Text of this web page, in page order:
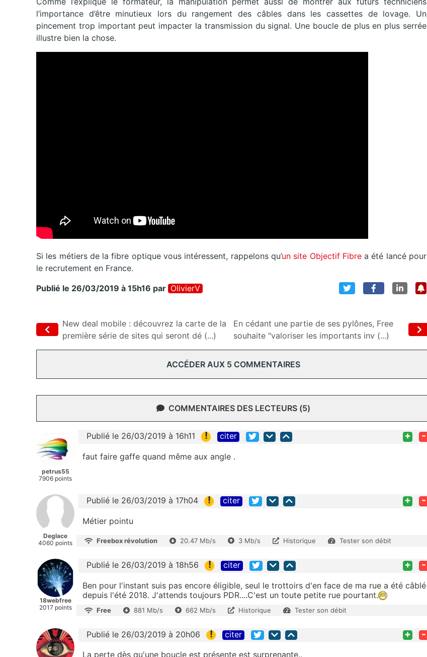
l’importance d’être minutieux lors du rangement des câbles dans les cassettes de lovage. Un
pincement trop important peut impacter la transmission du signal. Une boucle de plus en plus serrée
illustre bien la chose.
Si les métiers de la fibre optique vous intéressent, rappelons qu’un site Objectif Fibrea été lancé pour
le recrutement en France.
Publié le 26/03/2019 à 15h16 par OlivierV
New deal mobile : découvrez la carte de la
première série de sites qui seront dé (...)
En cédant une partie de ses pylônes, Free
souhaite "valoriser les importants inv (...)
ACCÉDER AUX 5 COMMENTAIRES
COMMENTAIRES DES LECTEURS (5)
petrus55
7906 points
Publié le 26/03/2019 à 16h11 ! citer + -
faut faire gaffe quand même aux angle .
Deglace
4060 points
Publié le 26/03/2019 à 17h04 ! citer + -
Métier pointu
Freebox révolution 20.47 Mb/s 3 Mb/s Historique Tester son débit
18webfree
2017 points
Publié le 26/03/2019 à 18h56 ! citer + -
Ben pour l'instant suis pas encore éligible, seul le trottoirs d'en face de ma rue a été câblé
depuis l'été 2018. J'attends toujours PDR....C'est un toute petite rue pourtant.
Free 881 Mb/s 662 Mb/s Historique Tester son débit
Publié le 26/03/2019 à 20h06 ! citer + -
La perte dès qu'une boucle est présente est surprenante..